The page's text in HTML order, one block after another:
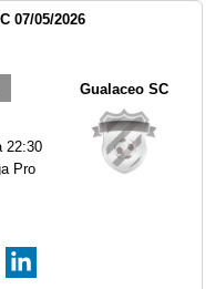
07/05/2026
22:30
Pro
Gualaceo SC